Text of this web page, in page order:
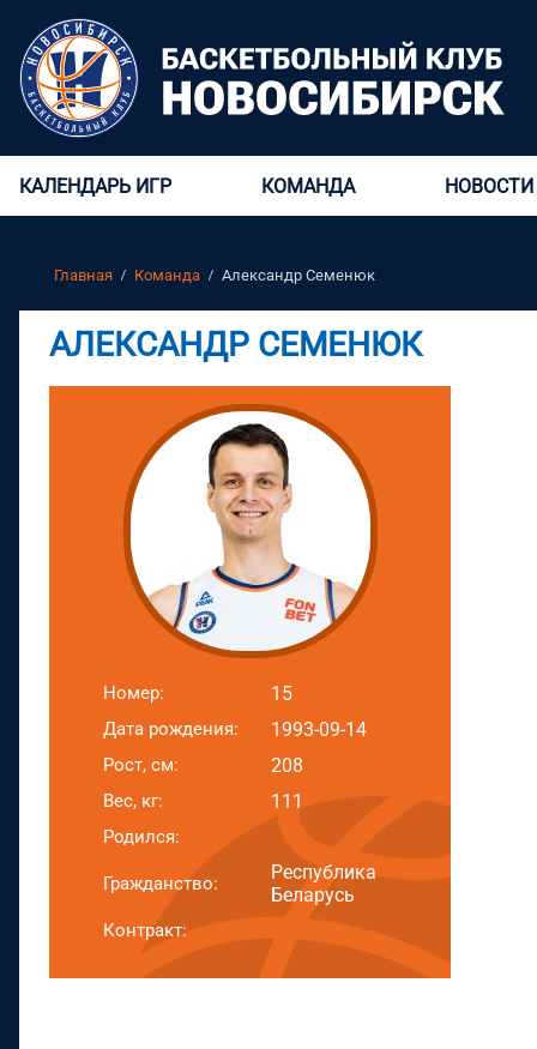
КАЛЕНДАРЬ ИГР КОМАНДА НОВОСТИ
Главная Команда Александр Семенюк
АЛЕКСАНДР СЕМЕНЮК
Номер: 15
Дата рождения: 1993-09-14
Рост, см: 208
Вес, кг: 111
Родился:
Гражданство:
Республика
Беларусь
Контракт: